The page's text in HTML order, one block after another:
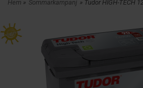
Hem » Sommarkampanj » Tudor HIGH-TECH